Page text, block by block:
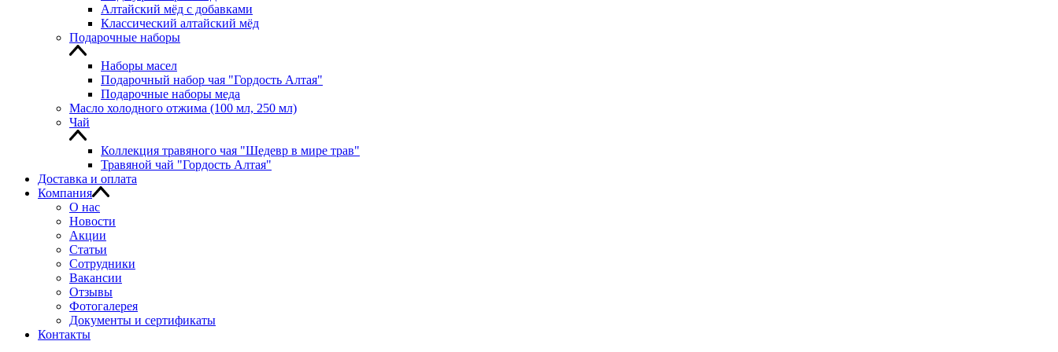
Алтайский мёд с добавками
Классический алтайский мёд
Подарочные наборы
Наборы масел
Подарочный набор чая "Гордость Алтая"
Подарочные наборы меда
Масло холодного отжима (100 мл, 250 мл)
Чай
Коллекция травяного чая "Шедевр в мире трав"
Травяной чай "Гордость Алтая"
Доставка и оплата
Компания
О нас
Новости
Акции
Статьи
Сотрудники
Вакансии
Отзывы
Фотогалерея
Документы и сертификаты
Контакты